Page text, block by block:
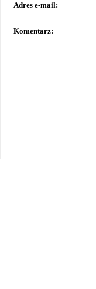
Adres e-mail:
Komentarz: